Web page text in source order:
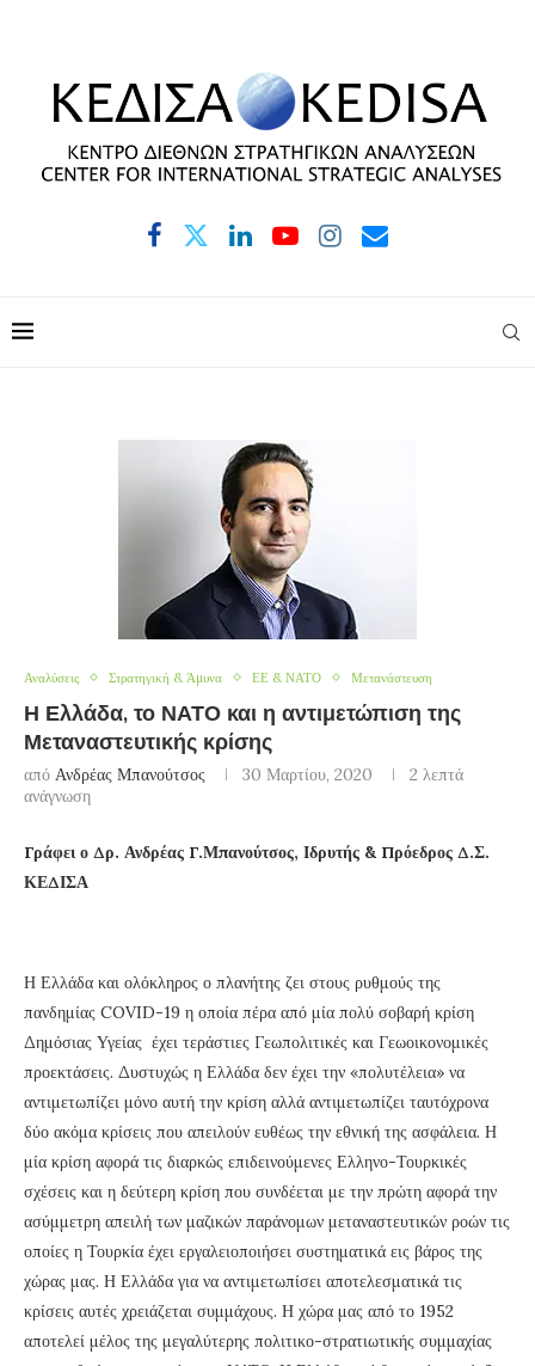
Αναλύσεις Στρατηγική & Άμυνα ΕΕ & ΝΑΤΟ Μετανάστευση
Η Ελλάδα, το ΝΑΤΟ και η αντιμετώπιση της
Μεταναστευτικής κρίσης
από Ανδρέας Μπανούτσος 30 Μαρτίου, 2020
2 λεπτά
ανάγνωση
Γράφει ο Δρ. Ανδρέας Γ.Μπανούτσος, Ιδρυτής & Πρόεδρος Δ.Σ.
ΚΕΔΙΣΑ
Η Ελλάδα και ολόκληρος ο πλανήτης ζει στους ρυθμούς της
πανδημίας COVID-19 η οποία πέρα από μία πολύ σοβαρή κρίση
Δημόσιας Υγείας έχει τεράστιες Γεωπολιτικές και Γεωοικονομικές
προεκτάσεις. Δυστυχώς η Ελλάδα δεν έχει την «πολυτέλεια» να
αντιμετωπίζει μόνο αυτή την κρίση αλλά αντιμετωπίζει ταυτόχρονα
δύο ακόμα κρίσεις που απειλούν ευθέως την εθνική της ασφάλεια. Η
μία κρίση αφορά τις διαρκώς επιδεινούμενες Ελληνο-Τουρκικές
σχέσεις και η δεύτερη κρίση που συνδέεται με την πρώτη αφορά την
ασύμμετρη απειλή των μαζικών παράνομων μεταναστευτικών ροών τις
οποίες η Τουρκία έχει εργαλειοποιήσει συστηματικά εις βάρος της
χώρας μας. Η Ελλάδα για να αντιμετωπίσει αποτελεσματικά τις
κρίσεις αυτές χρειάζεται συμμάχους. Η χώρα μας από το 1952
αποτελεί μέλος της μεγαλύτερης πολιτικο-στρατιωτικής συμμαχίας